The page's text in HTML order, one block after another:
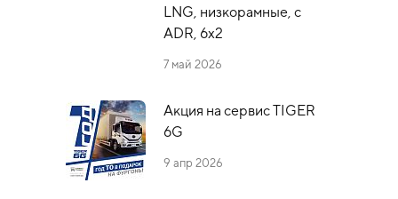
LNG, низкорамные, с
ADR, 6x2
7 май 2026
Акция на сервис TIGER
6G
9 апр 2026